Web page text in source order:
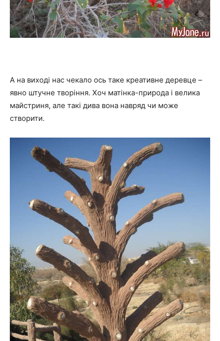
А на виході нас чекало ось таке креативне деревце –
явно штучне творіння. Хоч матінка-природа і велика
майстриня, але такі дива вона навряд чи може
створити.